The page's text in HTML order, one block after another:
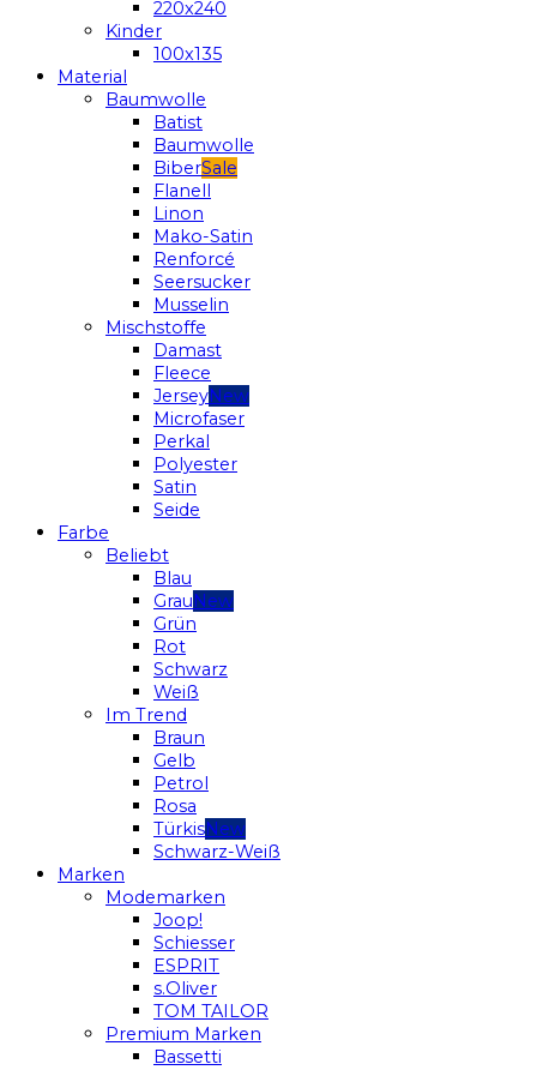
220x240
Kinder
100x135
Material
Baumwolle
Batist
Baumwolle
Biber
Flanell
Linon
Mako-Satin
Renforcé
Seersucker
Musselin
Mischstoffe
Damast
Fleece
Jersey
Microfaser
Perkal
Polyester
Satin
Seide
Farbe
Beliebt
Blau
Grau
Grün
Rot
Schwarz
Weiß
Im Trend
Braun
Gelb
Petrol
Rosa
Türkis
Schwarz-Weiß
Marken
Modemarken
Joop!
Schiesser
ESPRIT
s.Oliver
TOM TAILOR
Premium Marken
Bassetti